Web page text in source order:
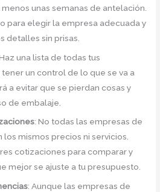
unas semanas de antelación.
para elegir la empresa adecuada y
detalles sin prisas.
una lista de todas tus
un control de lo que se va a
a evitar que se pierdan cosas y
de embalaje.
: No todas las empresas de
mismos precios ni servicios.
cotizaciones para comparar y
mejor se ajuste a tu presupuesto.
: Aunque las empresas de